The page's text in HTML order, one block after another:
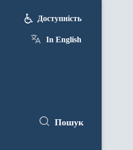
Доступність
In English
Пошук